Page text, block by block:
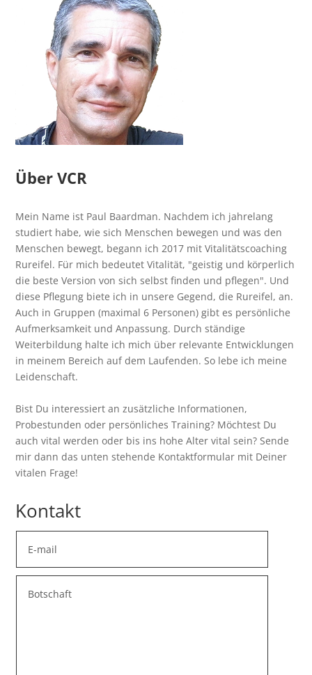
Über VCR
Mein Name ist Paul Baardman. Nachdem ich jahrelang
studiert habe, wie sich Menschen bewegen und was den
Menschen bewegt, begann ich 2017 mit Vitalitätscoaching
Rureifel. Für mich bedeutet Vitalität, "geistig und körperlich
die beste Version von sich selbst finden und pflegen". Und
diese Pflegung biete ich in unsere Gegend, die Rureifel, an.
Auch in Gruppen (maximal 6 Personen) gibt es persönliche
Aufmerksamkeit und Anpassung. Durch ständige
Weiterbildung halte ich mich über relevante Entwicklungen
in meinem Bereich auf dem Laufenden. So lebe ich meine
Leidenschaft.
Bist Du interessiert an zusätzliche Informationen,
Probestunden oder persönliches Training? Möchtest Du
auch vital werden oder bis ins hohe Alter vital sein? Sende
mir dann das unten stehende Kontaktformular mit Deiner
vitalen Frage!
Kontakt